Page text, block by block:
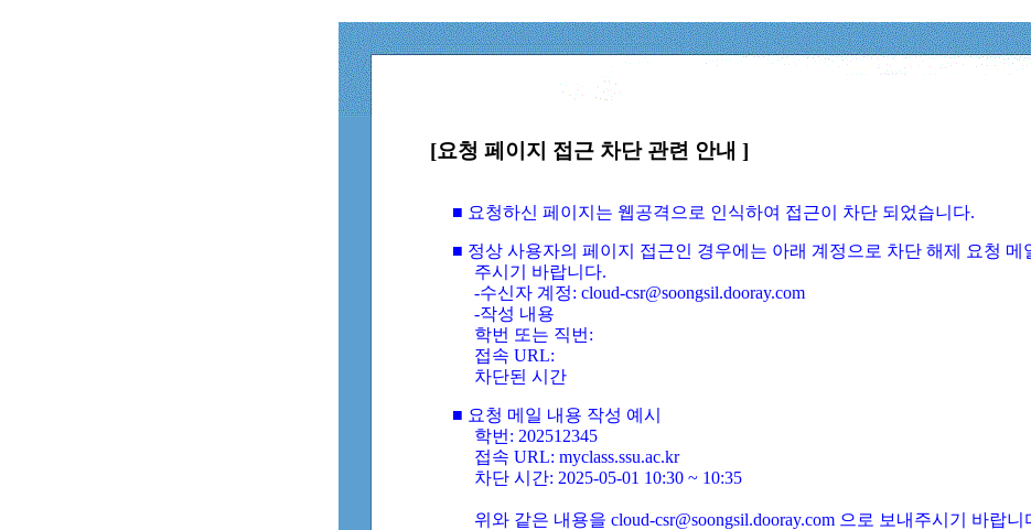
[요청 페이지 접근 차단 관련 안내 ]
■ 요청하신 페이지는 웹공격으로 인식하여 접근이 차단 되었습니다.
■ 정상 사용자의 페이지 접근인 경우에는 아래 계정으로 차단 해제 요청 메
주시기 바랍니다.
-수신자 계정: cloud-csr@soongsil.dooray.com
-작성 내용
학번 또는 직번:
접속 URL:
차단된 시간
■ 요청 메일 내용 작성 예시
학번: 202512345
접속 URL: myclass.ssu.ac.kr
차단 시간: 2025-05-01 10:30 ~ 10:35
위와 같은 내용을 cloud-csr@soongsil.dooray.com 으로 보내주시기 바랍니